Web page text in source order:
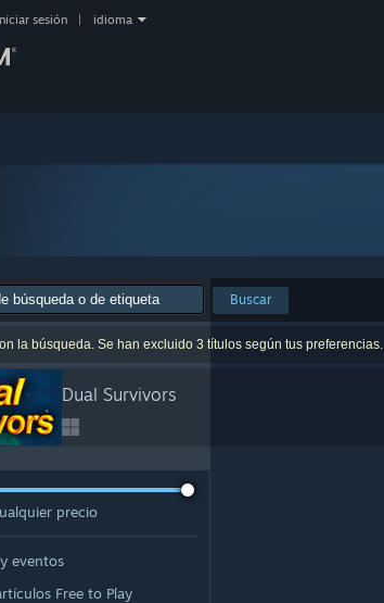
sesión idioma
Buscar
la búsqueda. Se han excluido 3 títulos según tus preferencias.
Dual Survivors
precio
eventos
Free to Play